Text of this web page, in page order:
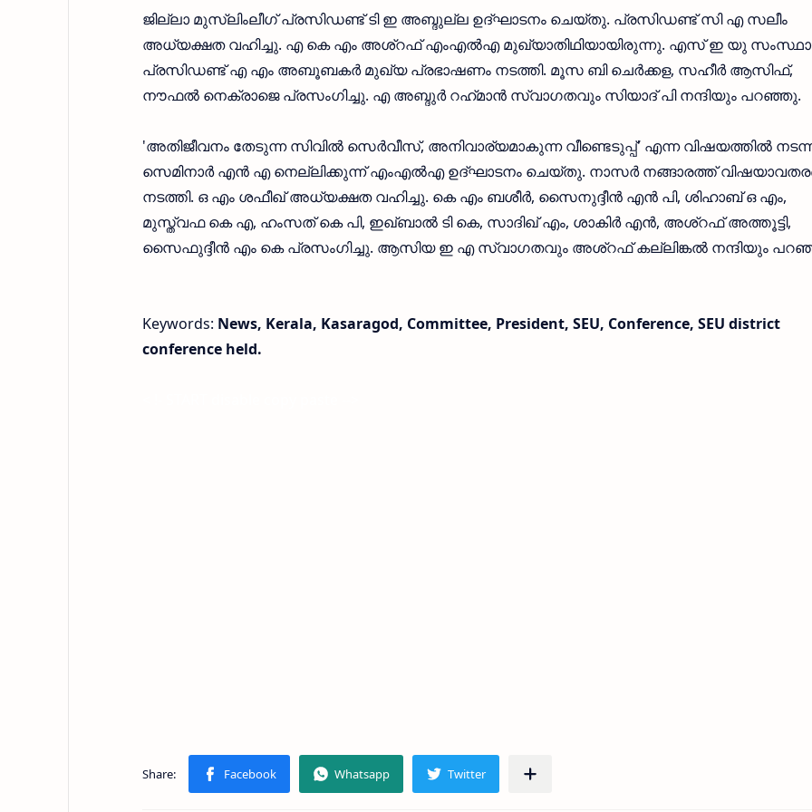
ജില്ലാ മുസ്ലിംലീഗ് പ്രസിഡണ്ട് ടി ഇ അബ്ദുല്ല ഉദ്ഘാടനം ചെയ്തു. പ്രസിഡണ്ട് സി എ സലീം
അധ്യക്ഷത വഹിച്ചു. എ കെ എം അശ്റഫ്‌ എംഎൽഎ മുഖ്യാതിഥിയായിരുന്നു. എസ് ഇ യു
പ്രസിഡണ്ട് എ എം അബൂബകർ മുഖ്യ പ്രഭാഷണം നടത്തി. മൂസ ബി ചെർക്കള, സഹീർ ആസിഫ്,
നൗഫൽ നെക്രാജെ പ്രസംഗിച്ചു. എ അബ്ദുർ റഹ്‌മാൻ സ്വാഗതവും സിയാദ് പി നന്ദിയും പറഞ്ഞു.
'അതിജീവനം തേടുന്ന സിവിൽ സെർവീസ്, അനിവാര്യമാകുന്ന വീണ്ടെടുപ്പ്' എന്ന വിഷയത്തിൽ
സെമിനാർ എൻ എ നെല്ലിക്കുന്ന് എംഎൽഎ ഉദ്ഘാടനം ചെയ്തു. നാസർ നങ്ങാരത്ത്
നടത്തി. ഒ എം ശഫീഖ് അധ്യക്ഷത വഹിച്ചു. കെ എം ബശീർ, സൈനുദ്ദീൻ എൻ പി, ശിഹാബ് ഒ എം,
മുസ്ത്വഫ കെ എ, ഹംസത് കെ പി, ഇഖ്ബാൽ ടി കെ, സാദിഖ് എം, ശാകിർ എൻ, അശ്റഫ്‌ അത്തൂട്ടി,
സൈഫുദ്ദീൻ എം കെ പ്രസംഗിച്ചു. ആസിയ ഇ എ സ്വാഗതവും അശ്റഫ്‌ കല്ലിങ്കൽ നന്ദിയും
Keywords: News, Kerala, Kasaragod, Committee, President, SEU, Conference, SEU district
conference held.